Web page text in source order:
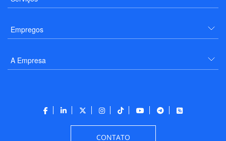
Empregos
A Empresa
CONTATO